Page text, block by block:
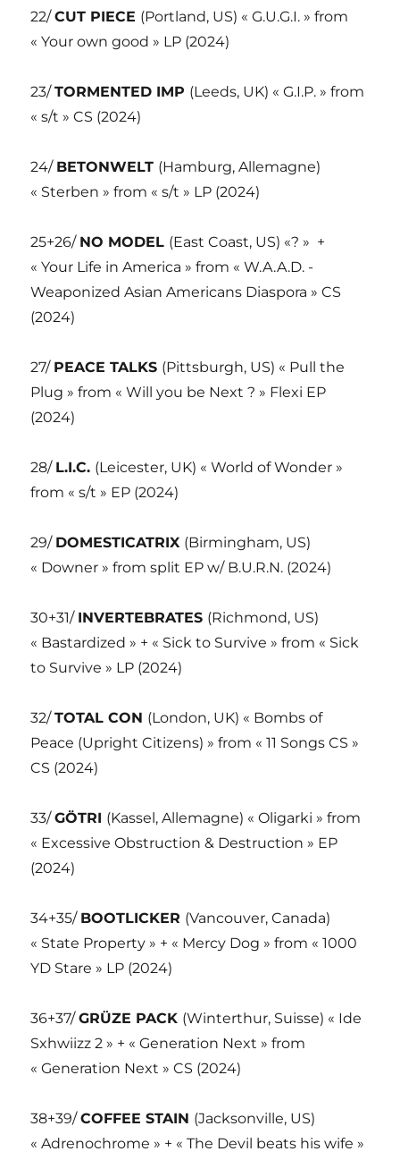
22/CUT PIECE (Portland, US) « G.U.G.I. » from
« Your own good » LP (2024)
23/TORMENTED IMP (Leeds, UK) « G.I.P. » from
« s/t » CS (2024)
24/ BETONWELT (Hamburg, Allemagne)
« Sterben » from « s/t » LP (2024)
25+26/ NO MODEL (East Coast, US) «? » +
« Your Life in America » from « W.A.A.D. -
Weaponized Asian Americans Diaspora » CS
(2024)
27/ PEACE TALKS (Pittsburgh, US) « Pull the
Plug » from « Will you be Next ? » Flexi EP
(2024)
28/ L.I.C. (Leicester, UK) « World of Wonder »
from « s/t » EP (2024)
29/ DOMESTICATRIX (Birmingham, US)
« Downer » from split EP w/ B.U.R.N. (2024)
30+31/ INVERTEBRATES (Richmond, US)
« Bastardized » + « Sick to Survive » from « Sick
to Survive » LP (2024)
32/TOTAL CON (London, UK) « Bombs of
Peace (Upright Citizens) » from « 11 Songs CS »
CS (2024)
33/GÖTRI (Kassel, Allemagne) « Oligarki » from
« Excessive Obstruction & Destruction » EP
(2024)
34+35/ BOOTLICKER (Vancouver, Canada)
« State Property » + « Mercy Dog » from « 1000
YD Stare » LP (2024)
36+37/GRÜZE PACK (Winterthur, Suisse) « Ide
Sxhwiizz 2 » + « Generation Next » from
« Generation Next » CS (2024)
38+39/COFFEE STAIN (Jacksonville, US)
« Adrenochrome » + « The Devil beats his wife »